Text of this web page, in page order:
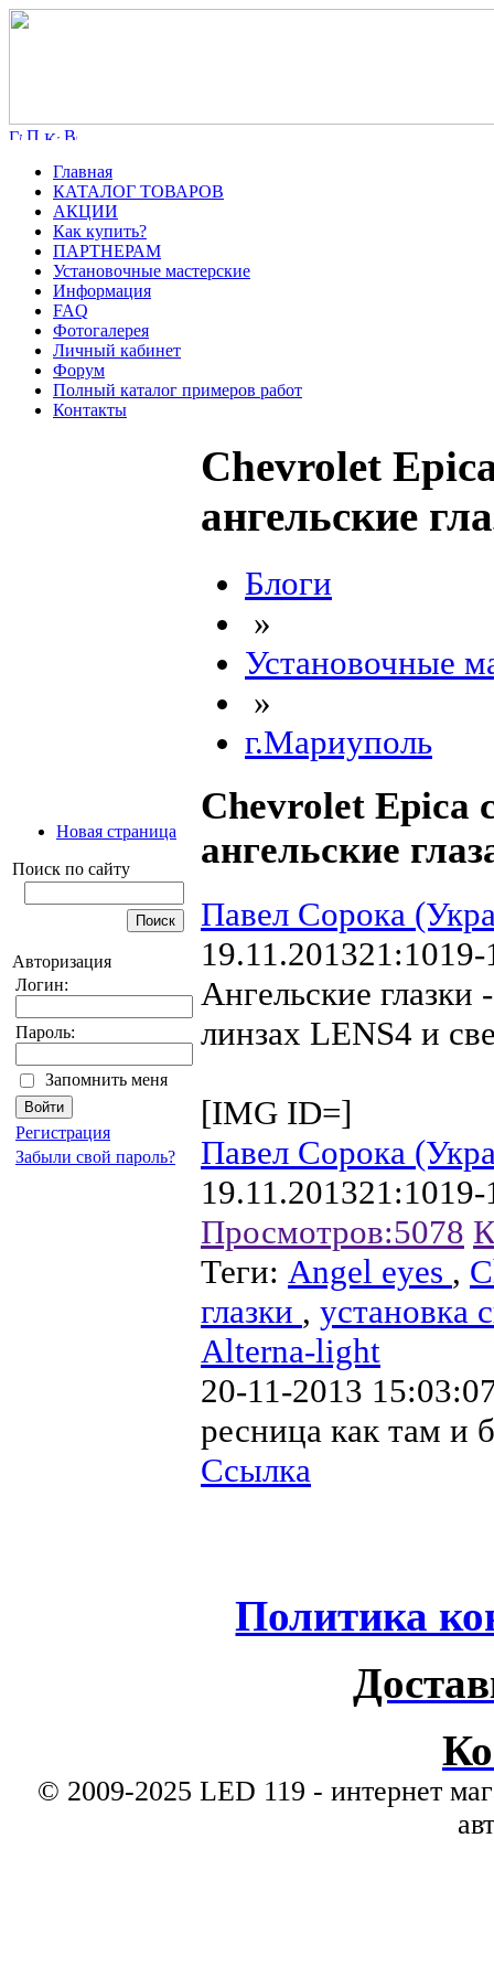
Главная
КАТАЛОГ ТОВАРОВ
АКЦИИ
Как купить?
ПАРТНЕРАМ
Установочные мастерские
Информация
FAQ
Фотогалерея
Личный кабинет
Форум
Полный каталог примеров работ
Контакты
Новая страница
Поиск по сайту
Авторизация
Логин:
Пароль:
Запомнить меня
Регистрация
Забыли свой пароль?
Chevrolet
ангельские
Блоги
»
Установочные
»
г.Мариуполь
Chevrolet Epica
ангельские
Павел Сорока
19.11.201321:10
Ангельские
линзах LENS4 и
[IMG ID=]
Павел Сорока
19.11.201321:10
Просмотров:5078
Теги: Angel eyes ,
глазки , установка
Alterna-light
20-11-2013
ресница как там и
Ссылка
Политика
© 2009-2025 LED 119 - интернет